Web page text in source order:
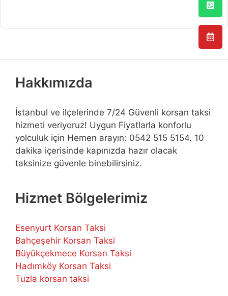
Hakkımızda
İstanbul ve ilçelerinde 7/24 Güvenli korsan taksi
hizmeti veriyoruz! Uygun Fiyatlarla konforlu
yolculuk için Hemen arayın: 0542 515 5154. 10
dakika içerisinde kapınızda hazır olacak
taksinize güvenle binebilirsiniz.
Hizmet Bölgelerimiz
Esenyurt Korsan Taksi
Bahçeşehir Korsan Taksi
Büyükçekmece Korsan Taksi
Hadımköy Korsan Taksi
Tuzla korsan taksi